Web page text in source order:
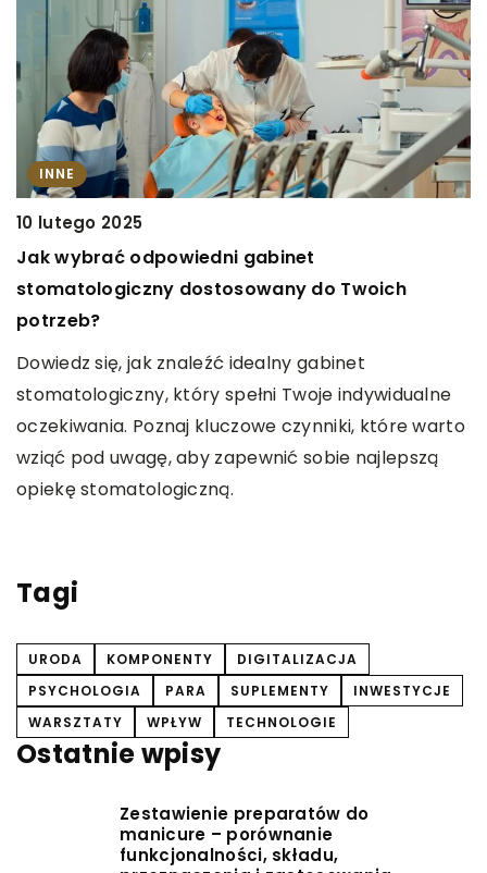
INNE
10 lutego 2025
Jak wybrać odpowiedni gabinet
stomatologiczny dostosowany do Twoich
potrzeb?
Dowiedz się, jak znaleźć idealny gabinet
stomatologiczny, który spełni Twoje indywidualne
oczekiwania. Poznaj kluczowe czynniki, które warto
wziąć pod uwagę, aby zapewnić sobie najlepszą
opiekę stomatologiczną.
Tagi
URODA KOMPONENTY
DIGITALIZACJA
PSYCHOLOGIA
PARA SUPLEMENTY
INWESTYCJE
WARSZTATY
WPŁYW TECHNOLOGIE
Ostatnie wpisy
Zestawienie preparatów do
manicure – porównanie
funkcjonalności, składu,